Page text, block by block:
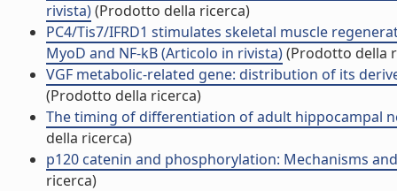
rivista)(Prodotto della ricerca)
PC4/Tis7/IFRD1 stimulates skeletal muscle
MyoD and NF-kB (Articolo in rivista)(Prodotto della
VGF metabolic-related gene: distribution of its
(Prodotto della ricerca)
The timing of differentiation of adult hippocampal
della ricerca)
p120 catenin and phosphorylation: Mechanisms
ricerca)